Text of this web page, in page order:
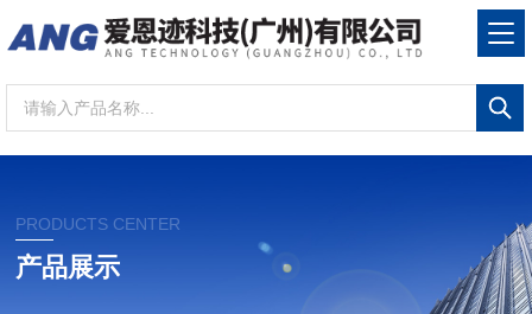
PRODUCTS CENTER
产品展示